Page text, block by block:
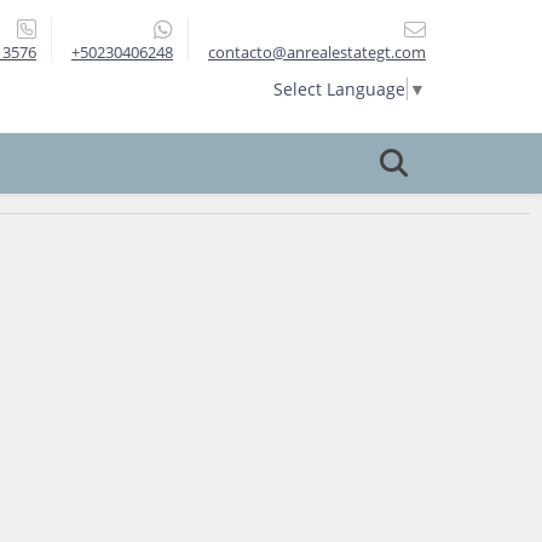
+50230406248 contacto@anrealestategt.com
Select Language ▼